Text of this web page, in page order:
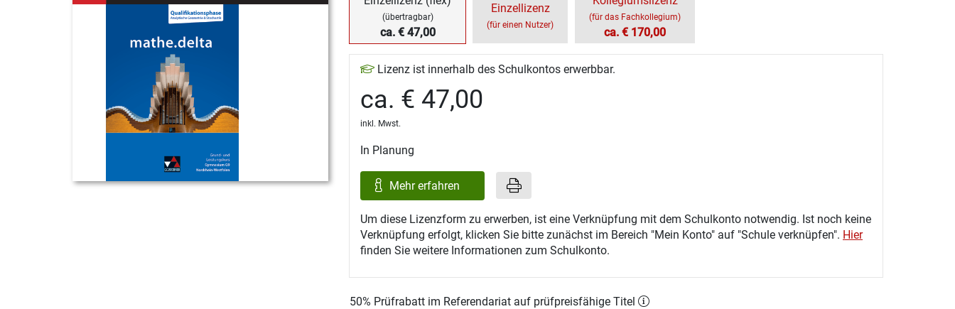
(übertragbar)
ca. € 47,00
Einzellizenz
(für einen Nutzer)
(für das Fachkollegium)
ca. € 170,00
Lizenz ist innerhalb des Schulkontos erwerbbar.
ca. € 47,00
inkl. Mwst.
In Planung
Mehr erfahren
Um diese Lizenzform zu erwerben, ist eine Verknüpfung mit dem Schulkonto notwendig. Ist noch keine
Verknüpfung erfolgt, klicken Sie bitte zunächst im Bereich "Mein Konto" auf "Schule verknüpfen". Hier
finden Sie weitere Informationen zum Schulkonto.
50% Prüfrabatt im Referendariat auf prüfpreisfähige Titel